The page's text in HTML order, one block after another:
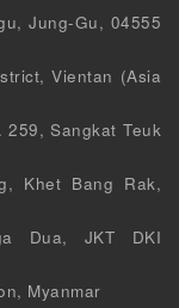
Jung-Gu, 04555
Vientan (Asia
Sangkat Teuk
Khet Bang Rak,
Dua, JKT DKI
Myanmar